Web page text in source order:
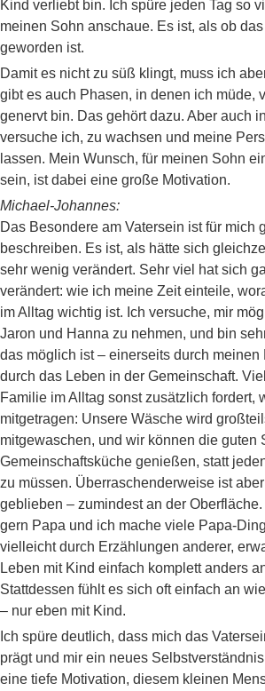
Kind verliebt bin. Ich spüre jeden Tag so
meinen Sohn anschaue. Es ist, als ob
geworden ist.
Damit es nicht zu süß klingt, muss ich
gibt es auch Phasen, in denen ich müde,
genervt bin. Das gehört dazu. Aber auch
versuche ich, zu wachsen und meine
lassen. Mein Wunsch, für meinen Sohn
sein, ist dabei eine große Motivation.
Michael-Johannes:
Das Besondere am Vatersein ist für mich
beschreiben. Es ist, als hätte sich
sehr wenig verändert. Sehr viel hat sich
verändert: wie ich meine Zeit einteile,
im Alltag wichtig ist. Ich versuche, mir
Jaron und Hanna zu nehmen, und bin
das möglich ist – einerseits durch meinen
durch das Leben in der Gemeinschaft.
Familie im Alltag sonst zusätzlich fordert,
mitgetragen: Unsere Wäsche wird
mitgewaschen, und wir können die guten
Gemeinschaftsküche genießen, statt
zu müssen. Überraschenderweise ist
geblieben – zumindest an der
gern Papa und ich mache viele Papa-
vielleicht durch Erzählungen anderer,
Leben mit Kind einfach komplett anders
Stattdessen fühlt es sich oft einfach an
– nur eben mit Kind.
Ich spüre deutlich, dass mich das
prägt und mir ein neues
eine tiefe Motivation, diesem kleinen